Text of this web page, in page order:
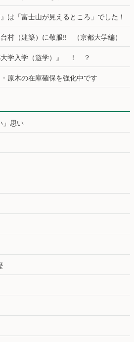
は「富士山が見えるところ」でした！
村（建築）に敬服‼ （京都大学編）
大学入学（遊学）』 ！ ？
原木の在庫確保を強化中です
」思い